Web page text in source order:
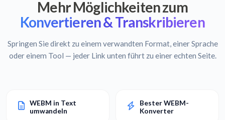
Mehr Möglichkeiten zum
Konvertieren & Transkribieren
Springen Sie direkt zu einem verwandten Format, einer Sprache
oder einem Tool — jeder Link unten führt zu einer echten Seite.
WEBM in Text
umwandeln
Bester WEBM-
Konverter